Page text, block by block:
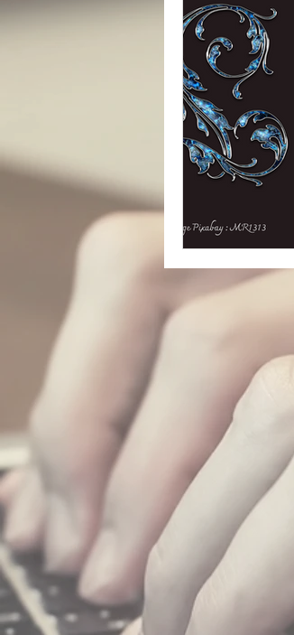
prison
catastrophe
réfugiés